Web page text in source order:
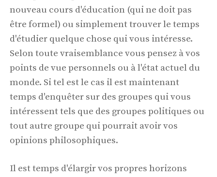
nouveau cours d'éducation (qui ne doit pas
être formel) ou simplement trouver le temps
d'étudier quelque chose qui vous intéresse.
Selon toute vraisemblance vous pensez à vos
points de vue personnels ou à l'état actuel du
monde. Si tel est le cas il est maintenant
temps d'enquêter sur des groupes qui vous
intéressent tels que des groupes politiques ou
tout autre groupe qui pourrait avoir vos
opinions philosophiques.
Il est temps d'élargir vos propres horizons